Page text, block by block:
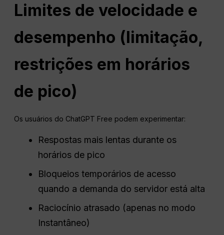
Limites de velocidade e
desempenho (limitação,
restrições em horários
de pico)
Os usuários do ChatGPT Free podem experimentar:
Respostas mais lentas durante os
horários de pico
Bloqueios temporários de acesso
quando a demanda do servidor está alta
Raciocínio atrasado (apenas no modo
Instantâneo)